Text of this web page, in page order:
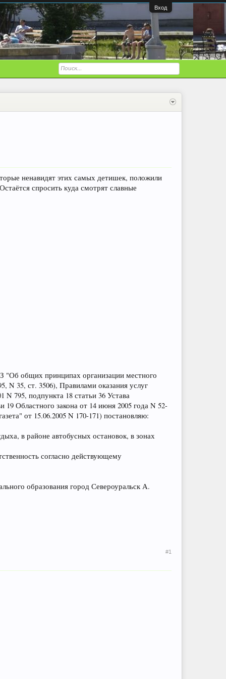
Вход
ненавидят этих самых детишек, положили
спросить куда смотрят славные
"Об общих принципах организации местного
N 35, ст. 3506), Правилами оказания услуг
795, подпункта 18 статьи 36 Устава
19 Областного закона от 14 июня 2005 года N 52-
от 15.06.2005 N 170-171) постановляю:
в районе автобусных остановок, в зонах
согласно действующему
образования город Североуральск А.
#1